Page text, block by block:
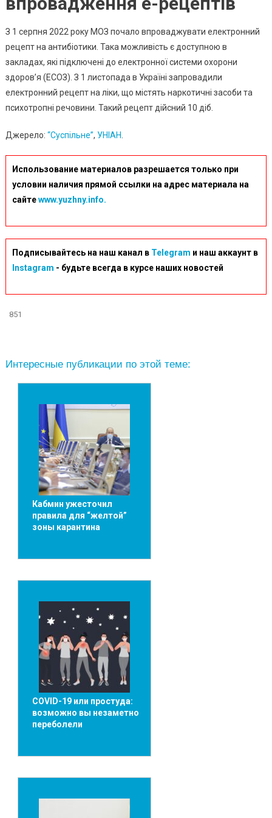
З 1 серпня 2022 року МОЗ почало впроваджувати електронний
рецепт на антибіотики. Така можливість є доступною в
закладах, які підключені до електронної системи охорони
здоровʼя (ЕСОЗ). З 1 листопада в Україні запровадили
електронний рецепт наліки, що містять наркотичні засоби та
психотропні речовини. Такий рецепт дійсний 10 діб.
Джерело: “Суспільне”, УНІАН.
Использование материалов разрешается только при
условии наличия прямой ссылки на адрес материала на
сайтеwww.yuzhny.info.
Подписывайтесь на наш канал в Telegram и наш аккаунт в
Instagram - будьте всегда в курсе наших новостей
851
Интересные публикации по этой теме:
Кабмин ужесточил
правила для “желтой”
зоны карантина
СOVID-19 или простуда:
возможно вы незаметно
переболели